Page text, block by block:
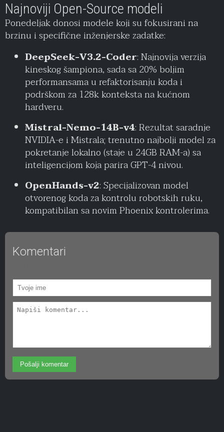
Najnoviji Open-Source modeli
Ponedeljak donosi modele koji su fokusirani na
brzinu i specifične inženjerske zadatke:
DeepSeek-V3.2-Coder: Najnovija verzija
kineskog šampiona, sada sa 20% boljim
performansama u refaktorisanju koda i
podrškom za 128k konteksta na kućnom
hardveru.
Mistral-Nemo-14B-v4: Rezultat saradnje
NVIDIA-e i Mistrala; trenutno najbolji model za
pokretanje lokalno (staje u 24GB RAM-a) sa
inteligencijom koja parira GPT-4 nivou.
OpenHands-v2: Specijalizovan model
otvorenog koda za kontrolu robotskih ruku,
kompatibilan sa novim Phoenix kontrolerima.
Komentari
Pošalji komentar